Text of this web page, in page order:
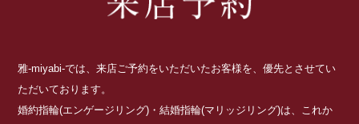
雅-miyabi-では、来店ご予約をいただいたお客様を、優先とさせてい
ただいております。
婚約指輪(エンゲージリング)・結婚指輪(マリッジリング)は、これか